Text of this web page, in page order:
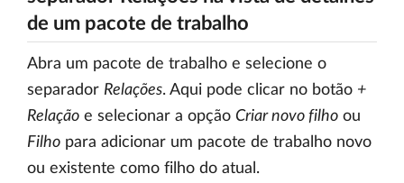
de um pacote de trabalho
Abra um pacote de trabalho e selecione o
separador Relações. Aqui pode clicar no botão +
Relação e selecionar a opção Criar novo filho ou
Filho para adicionar um pacote de trabalho novo
ou existente como filho do atual.